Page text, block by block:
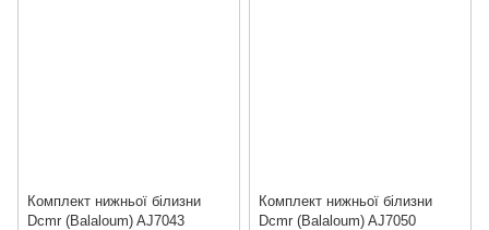
Комплект нижньої білизни
Dcmr (Balaloum) AJ7043
Комплект нижньої білизни
Dcmr (Balaloum) AJ7050